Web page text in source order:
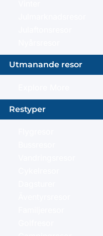
Utmanande resor
Restyper